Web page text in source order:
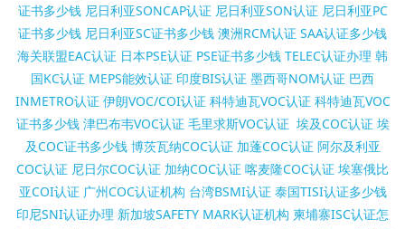
证书多少钱 尼日利亚SONCAP认证 尼日利亚SON认证 尼日利亚PC
证书多少钱 尼日利亚SC证书多少钱 澳洲RCM认证 SAA认证多少钱
海关联盟EAC认证 日本PSE认证 PSE证书多少钱 TELEC认证办理 韩
国KC认证 MEPS能效认证 印度BIS认证 墨西哥NOM认证 巴西
INMETRO认证 伊朗VOC/COI认证 科特迪瓦VOC认证 科特迪瓦VOC
证书多少钱 津巴布韦VOC认证 毛里求斯VOC认证 埃及COC认证 埃
及COC证书多少钱 博茨瓦纳COC认证 加蓬COC认证 阿尔及利亚
COC认证 尼日尔COC认证 加纳COC认证 喀麦隆COC认证 埃塞俄比
亚COI认证 广州COC认证机构 台湾BSMI认证 泰国TISI认证多少钱
印尼SNI认证办理 新加坡SAFETY MARK认证机构 柬埔寨ISC认证怎